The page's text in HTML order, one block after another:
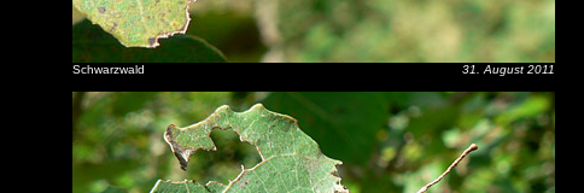
Schwarzwald 31. August 2011